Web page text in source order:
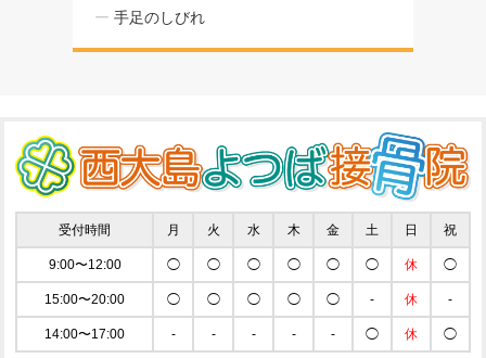
手足のしびれ
受付時間 月 火 水 木 金 土 日 祝
9:00〜12:00 ◯ ◯ ◯ ◯ ◯ ◯ 休 ◯
15:00〜20:00 ◯ ◯ ◯ ◯ ◯ - 休 -
14:00〜17:00 - - - - - ◯ 休 ◯